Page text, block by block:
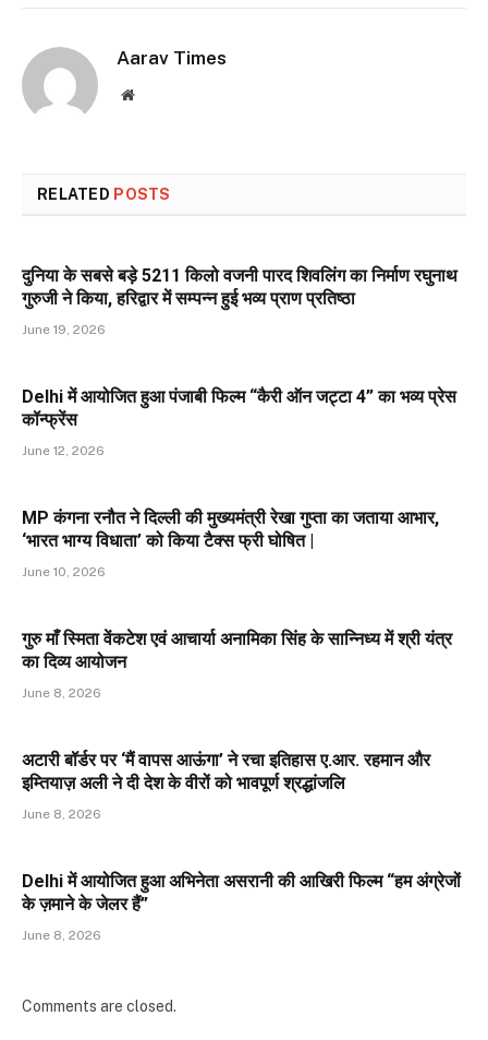
Aarav Times
Website
RELATED POSTS
दुनिया के सबसे बड़े 5211 किलो वजनी पारद शिवलिंग का निर्माण रघुनाथ
गुरुजी ने किया, हरिद्वार में सम्पन्न हुई भव्य प्राण प्रतिष्ठा
June 19, 2026
Delhi में आयोजित हुआ पंजाबी फिल्म “कैरी ऑन जट्टा 4” का भव्य प्रेस
कॉन्फ्रेंस
June 12, 2026
MP कंगना रनौत ने दिल्ली की मुख्यमंत्री रेखा गुप्ता का जताया आभार,
‘भारत भाग्य विधाता’ को किया टैक्स फ्री घोषित |
June 10, 2026
गुरु माँ स्मिता वेंकटेश एवं आचार्या अनामिका सिंह के सान्निध्य में श्री यंत्र
का दिव्य आयोजन
June 8, 2026
अटारी बॉर्डर पर ‘मैं वापस आऊंगा’ ने रचा इतिहास ए.आर. रहमान और
इम्तियाज़ अली ने दी देश के वीरों को भावपूर्ण श्रद्धांजलि
June 8, 2026
Delhi में आयोजित हुआ अभिनेता असरानी की आखिरी फिल्म “हम अंग्रेजों
के ज़माने के जेलर हैं”
June 8, 2026
Comments are closed.